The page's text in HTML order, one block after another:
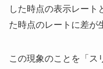
した時点の表示レート
た時点のレートに差が
この現象のことを「ス